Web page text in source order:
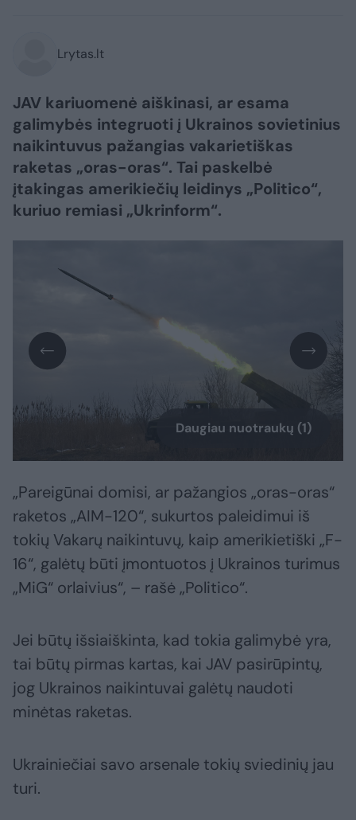
Lrytas.lt
JAV kariuomenė aiškinasi, ar esama
galimybės integruoti į Ukrainos sovietinius
naikintuvus pažangias vakarietiškas
raketas „oras-oras“. Tai paskelbė
įtakingas amerikiečių leidinys „Politico“,
kuriuo remiasi „Ukrinform“.
Daugiau nuotraukų (1)
„Pareigūnai domisi, ar pažangios „oras-oras“
raketos „AIM-120“, sukurtos paleidimui iš
tokių Vakarų naikintuvų, kaip amerikietiški „F-
16“, galėtų būti įmontuotos į Ukrainos turimus
„MiG“ orlaivius“, – rašė „Politico“.
Jei būtų išsiaiškinta, kad tokia galimybė yra,
tai būtų pirmas kartas, kai JAV pasirūpintų,
jog Ukrainos naikintuvai galėtų naudoti
minėtas raketas.
Ukrainiečiai savo arsenale tokių sviedinių jau
turi.